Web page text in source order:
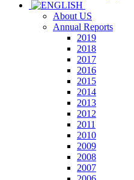
About US
Annual Reports
2019
2018
2017
2016
2015
2014
2013
2012
2011
2010
2009
2008
2007